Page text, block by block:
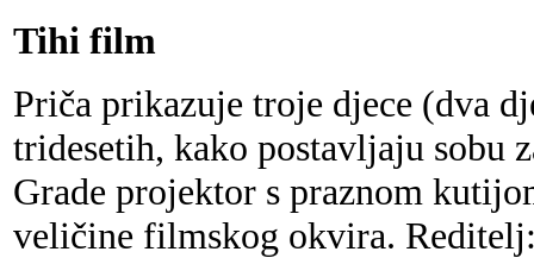
Tihi film
Priča prikazuje troje djece (dva
tridesetih, kako postavljaju sobu
Grade projektor s praznom
veličine filmskog okvira.